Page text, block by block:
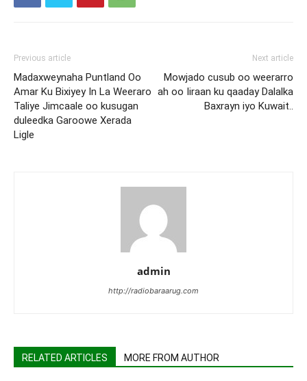
Previous article
Madaxweynaha Puntland Oo
Amar Ku Bixiyey In La Weeraro
Taliye Jimcaale oo kusugan
duleedka Garoowe Xerada
Ligle
Next article
Mowjado cusub oo weerarro
ah oo Iiraan ku qaaday Dalalka
Baxrayn iyo Kuwait..
admin
http://radiobaraarug.com
RELATED ARTICLES MORE FROM AUTHOR